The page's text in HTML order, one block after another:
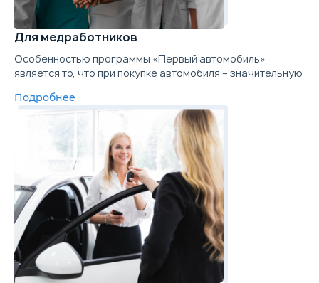
Для медработников
Особенностью программы «Первый автомобиль»
является то, что при покупке автомобиля – значительную
Подробнее